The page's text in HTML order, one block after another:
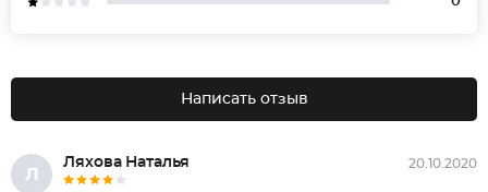
Написать отзыв
Л
Ляхова Наталья 20.10.2020